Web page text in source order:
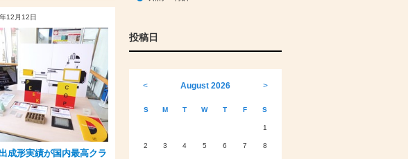
12月12日
成形実績が国内最高クラ
投稿日
< August 2026 >
S M T W T F S
1
2 3 4 5 6 7 8